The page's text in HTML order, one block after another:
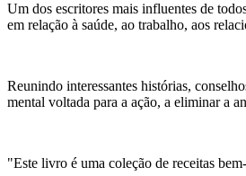
Um dos escritores mais influentes de
em relação à saúde, ao trabalho, aos
Reunindo interessantes histórias,
mental voltada para a ação, a eliminar a
"Este livro é uma coleção de receitas